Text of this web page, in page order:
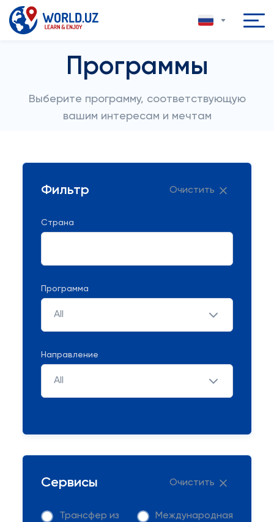
Программы
Выберите программу, соответствующую
вашим интересам и мечтам
Фильтр Очистить
Страна
Программа
All
Направление
All
Сервисы Очистить
Трансфер из
Международная